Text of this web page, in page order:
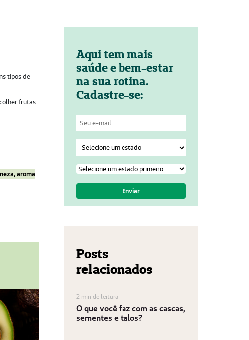
tipos de
frutas
aroma
Aqui tem mais
saúde e bem-estar
na sua rotina.
Cadastre-se:
Posts
relacionados
2 min de leitura
O que você faz com as cascas,
sementes e talos?